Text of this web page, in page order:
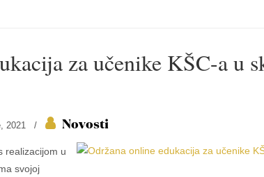
za učenike KŠC-a u
2021 / Novosti
realizacijom u
svojoj